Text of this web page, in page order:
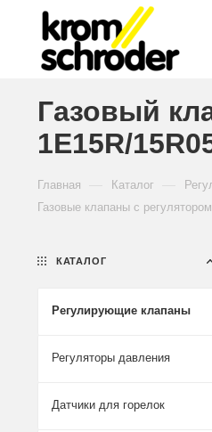
Газовый
1E15R/
Главная Каталог
Газовые клапаны с
КАТАЛОГ
Регулирующие клапаны
Регуляторы давления
Датчики для горелок